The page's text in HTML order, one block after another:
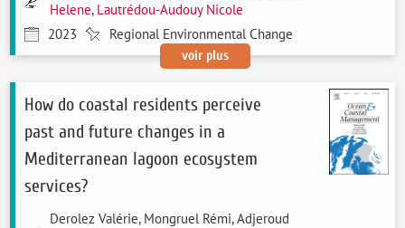
Helene, Lautrédou-Audouy Nicole
2023
Regional Environmental Change
voir plus
How do coastal residents perceive
past and future changes in a
Mediterranean lagoon ecosystem
services?
Derolez Valérie, Mongruel Rémi, Adjeroud